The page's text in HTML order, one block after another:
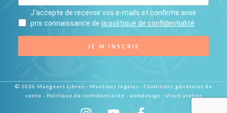
J'accepte de recevoir vos e-mails et confirme avoir
pris connaissance de la politique de confidentialité
JE M'INSCRIS
© 2026 Mangeurs Libres - Mentions légales - Conditions générales de
vente - Politique de confidentialité - webdesign : Vinch atelier